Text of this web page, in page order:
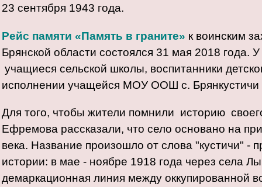
23 сентября 1943 года.
Рейс памяти «Память в граните» к воинским
Брянской области состоялся 31 мая 2018 года.
учащиеся сельской школы, воспитанники
исполнении учащейся МОУ ООШ с. Брянкустичи
Для того, чтобы жители помнили историю
Ефремова рассказали, что село основано на
века. Название произошло от слова "кустичи" -
истории: в мае - ноябре 1918 года через села
демаркационная линия между оккупированной